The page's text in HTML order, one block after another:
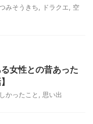
みそうきち ドラクエ
空
る女性との昔あった
かったこと 思い出